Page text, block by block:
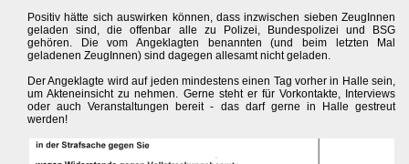
Positiv hätte sich auswirken können, dass inzwischen sieben ZeugInnen
geladen sind, die offenbar alle zu Polizei, Bundespolizei und BSG
gehören. Die vom Angeklagten benannten (und beim letzten Mal
geladenen ZeugInnen) sind dagegen allesamt nicht geladen.
Der Angeklagte wird auf jeden mindestens einen Tag vorher in Halle sein,
um Akteneinsicht zu nehmen. Gerne steht er für Vorkontakte, Interviews
oder auch Veranstaltungen bereit - das darf gerne in Halle gestreut
werden!